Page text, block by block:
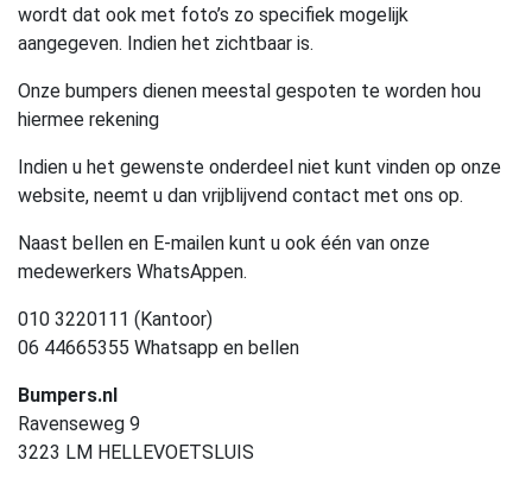
wordt dat ook met foto’s zo specifiek mogelijk
aangegeven. Indien het zichtbaar is.
Onze bumpers dienen meestal gespoten te worden hou
hiermee rekening
Indien u het gewenste onderdeel niet kunt vinden op onze
website, neemt u dan vrijblijvend contact met ons op.
Naast bellen en E-mailen kunt u ook één van onze
medewerkers WhatsAppen.
010 3220111 (Kantoor)
06 44665355 Whatsapp en bellen
Bumpers.nl
Ravenseweg 9
3223 LM HELLEVOETSLUIS